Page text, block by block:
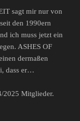
sagt mir nur von
den 1990ern
ich muss jetzt ein
ASHES OF
dermaßen
dass er…
2025 Mitglieder.